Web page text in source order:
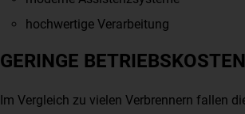
hochwertige Verarbeitung
GERINGE BETRIEBSKOSTEN
Im Vergleich zu vielen Verbrennern fallen